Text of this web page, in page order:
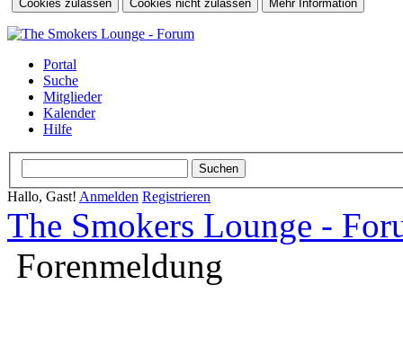
Portal
Suche
Mitglieder
Kalender
Hilfe
Hallo, Gast! Anmelden Registrieren
The Smokers Lounge -
Forenmeldung